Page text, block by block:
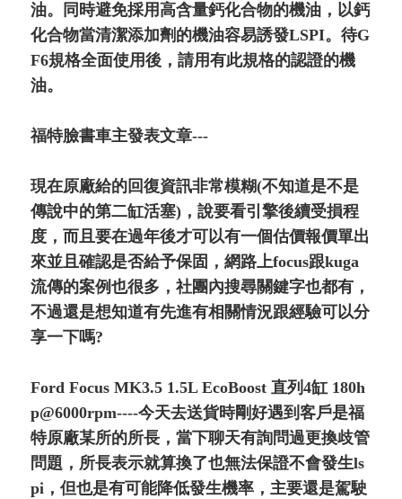
油。同時避免採用高含量鈣化合物的機油，以鈣
化合物當清潔添加劑的機油容易誘發LSPI。待G
F6規格全面使用後，請用有此規格的認證的機
油。
福特臉書車主發表文章---
現在原廠給的回復資訊非常模糊(不知道是不是
傳說中的第二缸活塞)，說要看引擎後續受損程
度，而且要在過年後才可以有一個估價報價單出
來並且確認是否給予保固，網路上focus跟kuga
流傳的案例也很多，社團內搜尋關鍵字也都有，
不過還是想知道有先進有相關情況跟經驗可以分
享一下嗎?
Ford Focus MK3.5 1.5L EcoBoost 直列4缸 180h
p@6000rpm----今天去送貨時剛好遇到客戶是福
特原廠某所的所長，當下聊天有詢問過更換歧管
問題，所長表示就算換了也無法保證不會發生ls
pi，但也是有可能降低發生機率，主要還是駕駛